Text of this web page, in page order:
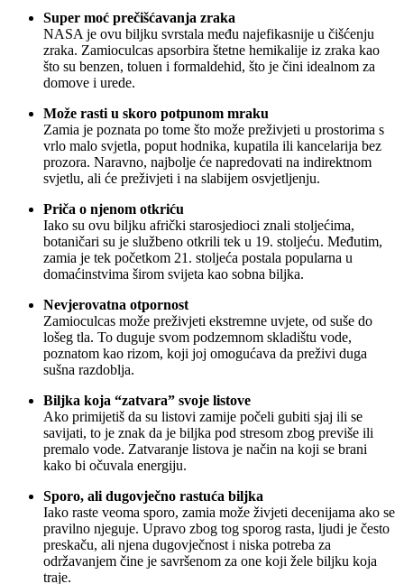
Super moć prečišćavanja zraka
NASA je ovu biljku svrstala među najefikasnije u čišćenju
zraka. Zamioculcas apsorbira štetne hemikalije iz zraka kao
što su benzen, toluen i formaldehid, što je čini idealnom za
domove i urede.
Može rasti u skoro potpunom mraku
Zamia je poznata po tome što može preživjeti u prostorima s
vrlo malo svjetla, poput hodnika, kupatila ili kancelarija bez
prozora. Naravno, najbolje će napredovati na indirektnom
svjetlu, ali će preživjeti i na slabijem osvjetljenju.
Priča o njenom otkriću
Iako su ovu biljku afrički starosjedioci znali stoljećima,
botaničari su je službeno otkrili tek u 19. stoljeću. Međutim,
zamia je tek početkom 21. stoljeća postala popularna u
domaćinstvima širom svijeta kao sobna biljka.
Nevjerovatna otpornost
Zamioculcas može preživjeti ekstremne uvjete, od suše do
lošeg tla. To duguje svom podzemnom skladištu vode,
poznatom kao rizom, koji joj omogućava da preživi duga
sušna razdoblja.
Biljka koja “zatvara” svoje listove
Ako primijetiš da su listovi zamije počeli gubiti sjaj ili se
savijati, to je znak da je biljka pod stresom zbog previše ili
premalo vode. Zatvaranje listova je način na koji se brani
kako bi očuvala energiju.
Sporo, ali dugovječno rastuća biljka
Iako raste veoma sporo, zamia može živjeti decenijama ako se
pravilno njeguje. Upravo zbog tog sporog rasta, ljudi je često
preskaču, ali njena dugovječnost i niska potreba za
održavanjem čine je savršenom za one koji žele biljku koja
traje.